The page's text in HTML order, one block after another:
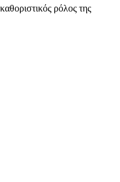
ρόλος της